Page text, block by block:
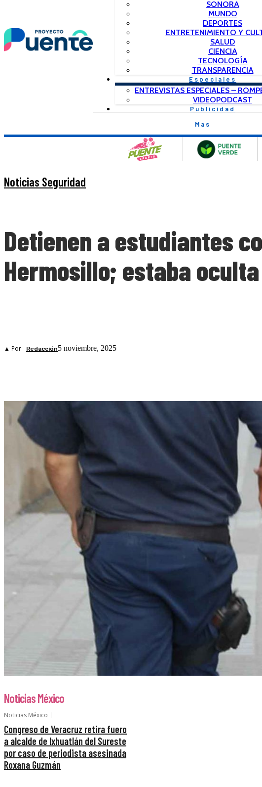
SONORA
MUNDO
DEPORTES
ENTRETENIMIENTO Y
SALUD
CIENCIA
TECNOLOGÍA
TRANSPARENCIA
Especiales
ENTREVISTAS ESPECIALES –
VIDEOPODCAST
Publicidad
Mas
Noticias Seguridad
Detienen a estudiantes
Hermosillo; estaba
▲ Por Redacción5 noviembre, 2025
Noticias México
Noticias México
Congreso de Veracruz retira fuero
a alcalde de Ixhuatlán del Sureste
por caso de periodista asesinada
Roxana Guzmán